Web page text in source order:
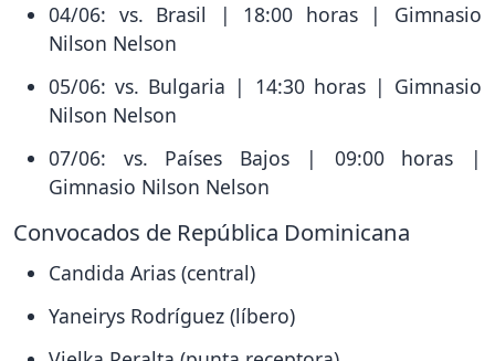
04/06: vs. Brasil | 18:00 horas | Gimnasio
Nilson Nelson
05/06: vs. Bulgaria | 14:30 horas | Gimnasio
Nilson Nelson
07/06: vs. Países Bajos | 09:00 horas |
Gimnasio Nilson Nelson
Convocados de República Dominicana
Candida Arias (central)
Yaneirys Rodríguez (líbero)